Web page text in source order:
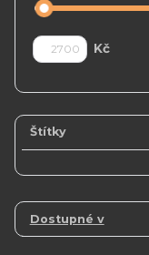
Kč
Štítky
Dostupné v